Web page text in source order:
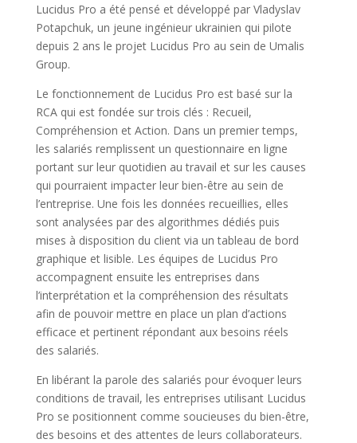
Lucidus Pro a été pensé et développé par Vladyslav
Potapchuk, un jeune ingénieur ukrainien qui pilote
depuis 2 ans le projet Lucidus Pro au sein de Umalis
Group.
Le fonctionnement de Lucidus Pro est basé sur la
RCA qui est fondée sur trois clés : Recueil,
Compréhension et Action. Dans un premier temps,
les salariés remplissent un questionnaire en ligne
portant sur leur quotidien au travail et sur les causes
qui pourraient impacter leur bien-être au sein de
l’entreprise. Une fois les données recueillies, elles
sont analysées par des algorithmes dédiés puis
mises à disposition du client via un tableau de bord
graphique et lisible. Les équipes de Lucidus Pro
accompagnent ensuite les entreprises dans
l’interprétation et la compréhension des résultats
afin de pouvoir mettre en place un plan d’actions
efficace et pertinent répondant aux besoins réels
des salariés.
En libérant la parole des salariés pour évoquer leurs
conditions de travail, les entreprises utilisant Lucidus
Pro se positionnent comme soucieuses du bien-être,
des besoins et des attentes de leurs collaborateurs.